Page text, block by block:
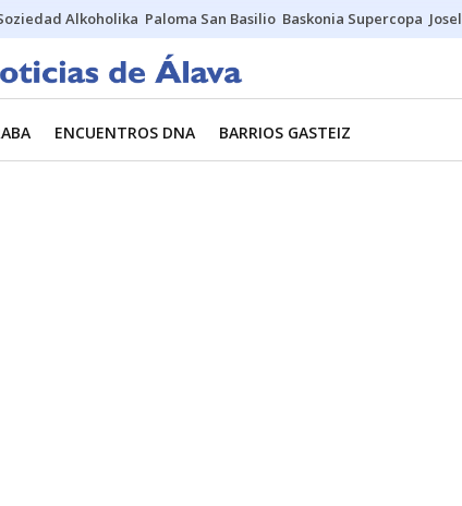
Alkoholika Paloma San Basilio Baskonia Supercopa
ENCUENTROS DNA BARRIOS GASTEIZ